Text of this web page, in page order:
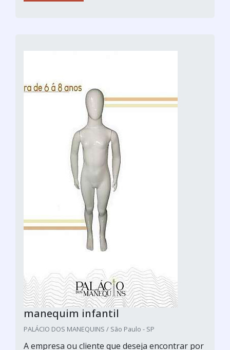
manequim infantil
PALÁCIO DOS MANEQUINS / São Paulo - SP
A empresa ou cliente que deseja encontrar por